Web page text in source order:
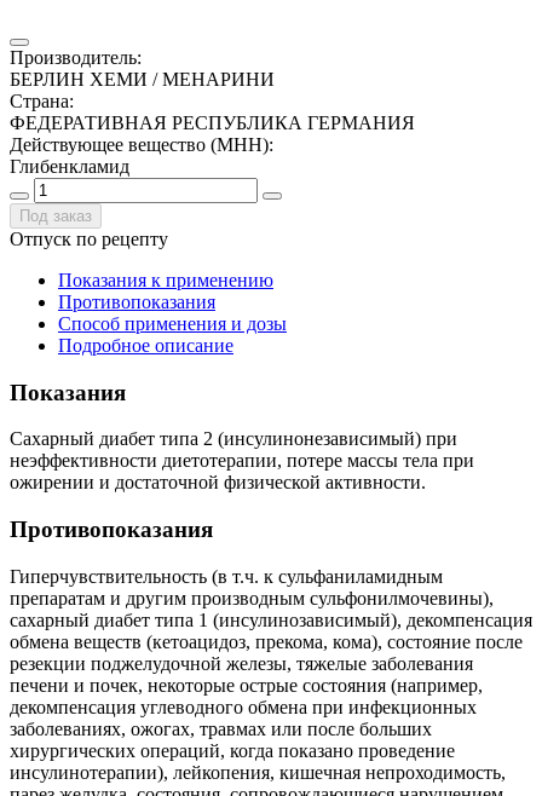
Производитель:
БЕРЛИН ХЕМИ / МЕНАРИНИ
Страна:
ФЕДЕРАТИВНАЯ РЕСПУБЛИКА ГЕРМАНИЯ
Действующее вещество (МНН):
Глибенкламид
Под заказ
Отпуск по рецепту
Показания к применению
Противопоказания
Способ применения и дозы
Подробное описание
Показания
Сахарный диабет типа 2 (инсулинонезависимый) при
неэффективности диетотерапии, потере массы тела при
ожирении и достаточной физической активности.
Противопоказания
Гиперчувствительность (в т.ч. к сульфаниламидным
препаратам и другим производным сульфонилмочевины),
сахарный диабет типа 1 (инсулинозависимый), декомпенсация
обмена веществ (кетоацидоз, прекома, кома), состояние после
резекции поджелудочной железы, тяжелые заболевания
печени и почек, некоторые острые состояния (например,
декомпенсация углеводного обмена при инфекционных
заболеваниях, ожогах, травмах или после больших
хирургических операций, когда показано проведение
инсулинотерапии), лейкопения, кишечная непроходимость,